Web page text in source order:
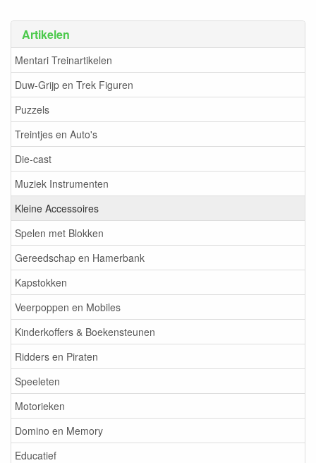
Artikelen
Mentari Treinartikelen
Duw-Grijp en Trek Figuren
Puzzels
Treintjes en Auto's
Die-cast
Muziek Instrumenten
Kleine Accessoires
Spelen met Blokken
Gereedschap en Hamerbank
Kapstokken
Veerpoppen en Mobiles
Kinderkoffers & Boekensteunen
Ridders en Piraten
Speeleten
Motorieken
Domino en Memory
Educatief